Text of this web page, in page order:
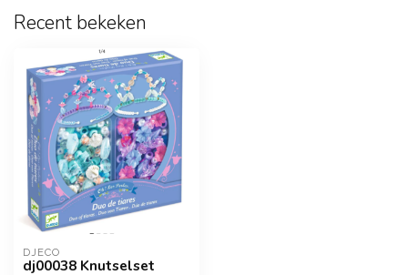
Recent bekeken
DJECO
dj00038 Knutselset